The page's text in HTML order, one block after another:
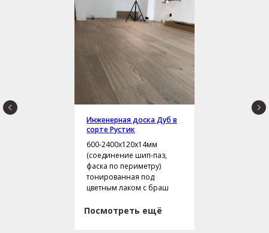
Инженерная доска Дуб в
сорте Рустик
600-2400х120х14мм
(соединение шип-паз,
фаска по периметру)
тонированная под
цветным лаком с браш
Посмотреть ещё